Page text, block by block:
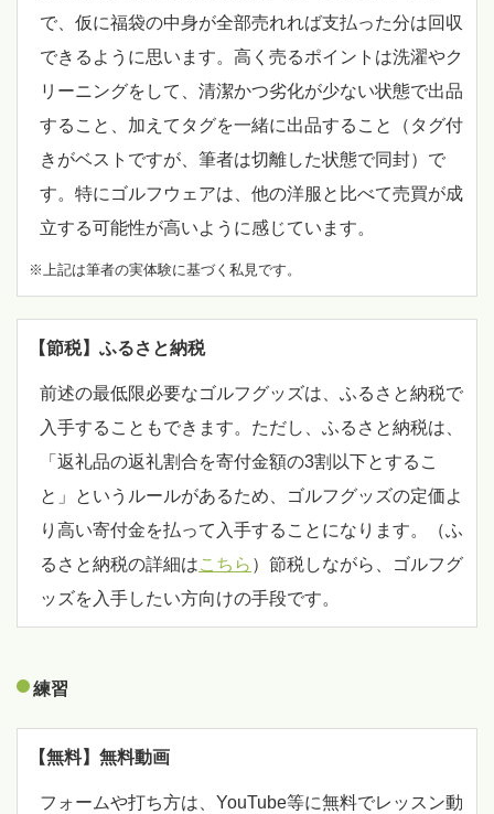
で、仮に福袋の中身が全部売れれば支払った分は回収
できるように思います。高く売るポイントは洗濯やク
リーニングをして、清潔かつ劣化が少ない状態で出品
すること、加えてタグを一緒に出品すること（タグ付
きがベストですが、筆者は切離した状態で同封）で
す。特にゴルフウェアは、他の洋服と比べて売買が成
立する可能性が高いように感じています。
※上記は筆者の実体験に基づく私見です。
【節税】ふるさと納税
前述の最低限必要なゴルフグッズは、ふるさと納税で
入手することもできます。ただし、ふるさと納税は、
「返礼品の返礼割合を寄付金額の3割以下とするこ
と」というルールがあるため、ゴルフグッズの定価よ
り高い寄付金を払って入手することになります。（ふ
るさと納税の詳細はこちら ）節税しながら、ゴルフグ
ッズを入手したい方向けの手段です。
練習
【無料】無料動画
フォームや打ち方は、YouTube等に無料でレッスン動